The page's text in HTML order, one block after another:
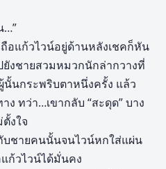
…”
แก้วไวน์อยู่ด้านหลังเชคก็หัน
งชายสวมหมวกนักล่ากวางที่
นั้นกระพริบตาหนึ่งครั้ง แล้ว
ง ทว่า…เขากลับ “สะดุด” บาง
งใจ
ชายคนนั้นจนไวน์หกใส่แผ่น
ก้วไวน์ได้มั่นคง